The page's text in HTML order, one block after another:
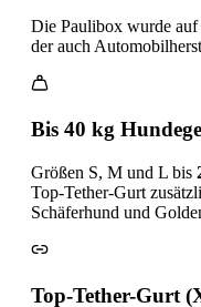
Die Paulibox wurde auf
der auch
Bis 40 kg
Größen S, M und L bis
Top-Tether-Gurt
Schäferhund und
Top-Tether-Gurt